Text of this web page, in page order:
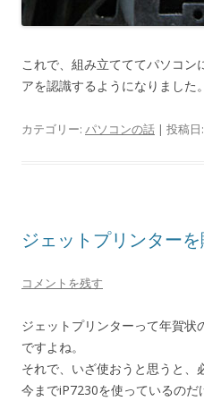
これで、組み立てててパソコン
アを認識するようになりました。
カテゴリー: パソコンの話 | 投稿日:
ジェットプリンター
コメントを残す
ジェットプリンターって年賀状
ですよね。
それで、いざ使おうと思うと、
今までiP7230を使っているの